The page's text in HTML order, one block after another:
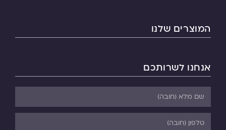
המוצרים שלנו
אנחנו לשרותכם